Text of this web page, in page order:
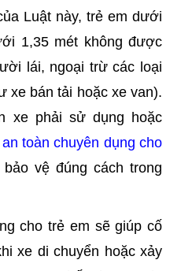
Luật này, trẻ em dưới
1,35 mét không được
lái, ngoại trừ các loại
xe bán tải hoặc xe van).
xe phải sử dụng hoặc
toàn chuyên dụng cho
vệ đúng cách trong
cho trẻ em sẽ giúp cố
xe di chuyển hoặc xảy